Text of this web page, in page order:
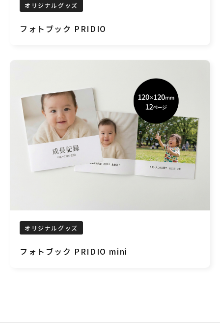
オリジナルグッズ
フォトブック PRIDIO
オリジナルグッズ
フォトブック PRIDIO mini